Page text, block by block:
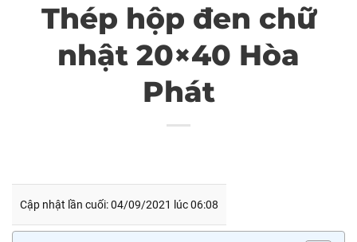
Thép hộp đen chữ
nhật 20×40 Hòa
Phát
Cập nhật lần cuối: 04/09/2021 lúc 06:08